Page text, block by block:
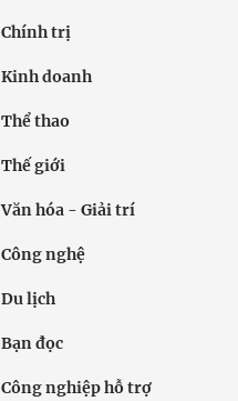
Chính trị
Kinh doanh
Thể thao
Thế giới
Văn hóa - Giải trí
Công nghệ
Du lịch
Bạn đọc
Công nghiệp hỗ trợ